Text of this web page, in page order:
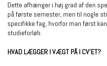
Dette afhænger i høj grad af den
på første semester, men til nogle
specifikke fag, hvorfor man først
studieforløb.
HVAD LÆGGER I VÆGT PÅ I CV’ET?